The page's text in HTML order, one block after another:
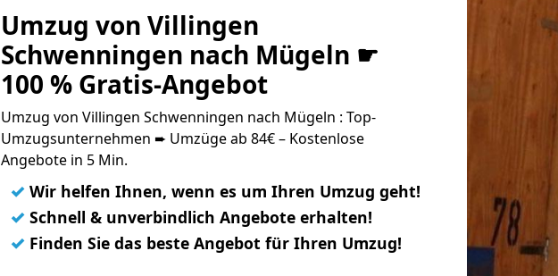
Umzug von Villingen
Schwenningen nach Mügeln ☛
100 % Gratis-Angebot
Umzug von Villingen Schwenningen nach Mügeln : Top-
Umzugsunternehmen ➨ Umzüge ab 84€ – Kostenlose
Angebote in 5 Min.
✓ Wir helfen Ihnen, wenn es um Ihren Umzug geht!
✓ Schnell & unverbindlich Angebote erhalten!
✓ Finden Sie das beste Angebot für Ihren Umzug!